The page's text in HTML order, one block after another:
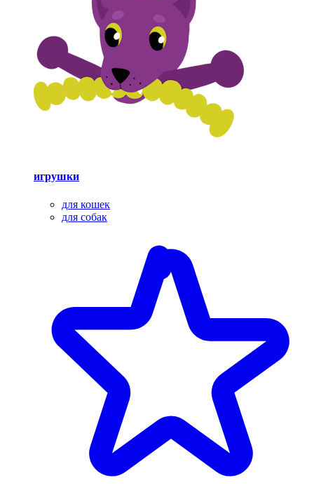
игрушки
для кошек
для собак